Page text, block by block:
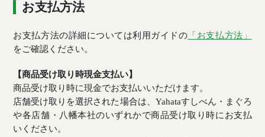
お支払方法
お支払方法の詳細については利用ガイドの 「お支払方法」
をご確認ください。
【商品受け取り時現金支払い】
商品受け取り時に現金でお支払いいただけます。
店舗受け取りを選択された場合は、Yahataすしべん・まぐろ
や各店舗・八幡本社のいずれかで商品受け取り時にお支払
いください。